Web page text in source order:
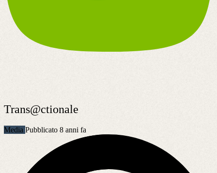
Trans@ctionale
Media Pubblicato 8 anni fa